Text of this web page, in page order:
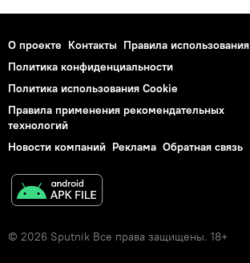
О проекте Контакты Правила использования
Политика конфиденциальности
Политика использования Cookie
Правила применения рекомендательных
технологий
Новости компаний Реклама Обратная связь
© 2026 Sputnik Все права защищены. 18+